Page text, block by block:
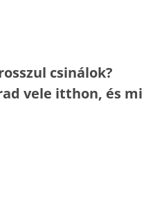
csinálok?
vele itthon, és mi